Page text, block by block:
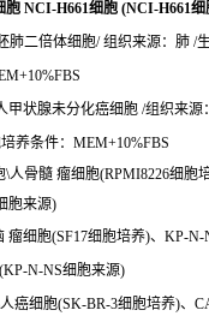
胞 NCI-H661细胞 (NCI-H661细
肺二倍体细胞/ 组织来源：肺 /
甲状腺未分化癌细胞 /组织来源
养条件：MEM+10%FBS
\人骨髓 瘤细胞(RPMI8226细胞
胞来源)
瘤细胞(SF17细胞培养)、KP-
N-NS细胞来源)
癌细胞(SK-BR-3细胞培养)、